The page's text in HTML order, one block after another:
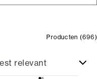
Producten (696)